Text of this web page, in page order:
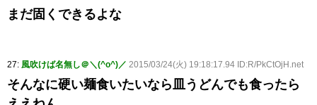
まだ固くできるよな
27: 風吹けば名無し＠＼(^o^)／ 2015/03/24(火) 19:18:17.94 ID:R/PkCtOjH.net
そんなに硬い麺食いたいなら皿うどんでも食ったら